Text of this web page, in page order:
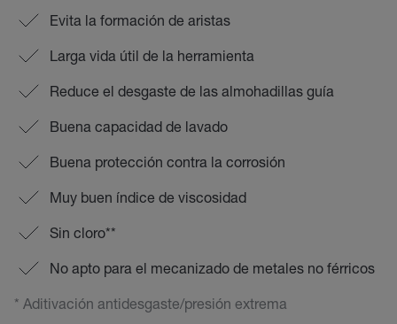
Evita la formación de aristas
Larga vida útil de la herramienta
Reduce el desgaste de las almohadillas guía
Buena capacidad de lavado
Buena protección contra la corrosión
Muy buen índice de viscosidad
Sin cloro**
No apto para el mecanizado de metales no férricos
* Aditivación antidesgaste/presión extrema